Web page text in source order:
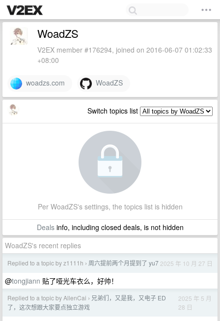
WoadZS
V2EX member #176294, joined on 2016-06-07 01:02:33
+08:00
woadzs.com WoadZS
Switch topics list
Per WoadZS's settings, the topics list is hidden
Dealsinfo, including closed deals, is not hidden
WoadZS's recent replies
Replied to a topic by z1111h › 周六提前两个月提到了 yu7 2025 年 10 月 27 日
@tongjiann 贴了哑光车衣么，好帅！
Replied to a topic by AllenCai › 兄弟们，又是我，又电子 ED
了，这次想跟大家要点独立游戏
2025 年 5 月
28 日